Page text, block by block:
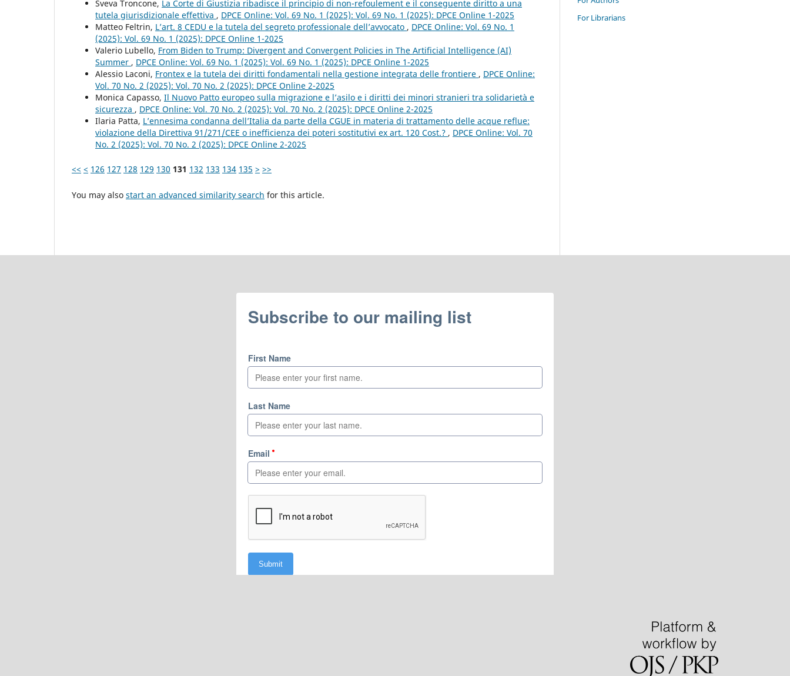
Sveva Troncone, La Corte di Giustizia ribadisce il principio di non-refoulement e il conseguente diritto a una
tutela giurisdizionale effettiva , DPCE Online: Vol. 69 No. 1 (2025): Vol. 69 No. 1 (2025): DPCE Online 1-2025
Matteo Feltrin, L’art. 8 CEDU e la tutela del segreto professionale dell’avvocato , DPCE Online: Vol. 69 No. 1
(2025): Vol. 69 No. 1 (2025): DPCE Online 1-2025
Valerio Lubello, From Biden to Trump: Divergent and Convergent Policies in The Artificial Intelligence (AI)
Summer , DPCE Online: Vol. 69 No. 1 (2025): Vol. 69 No. 1 (2025): DPCE Online 1-2025
Alessio Laconi, Frontex e la tutela dei diritti fondamentali nella gestione integrata delle frontiere , DPCE Online:
Vol. 70 No. 2 (2025): Vol. 70 No. 2 (2025): DPCE Online 2-2025
Monica Capasso, Il Nuovo Patto europeo sulla migrazione e l’asilo e i diritti dei minori stranieri tra solidarietà e
sicurezza , DPCE Online: Vol. 70 No. 2 (2025): Vol. 70 No. 2 (2025): DPCE Online 2-2025
Ilaria Patta, L’ennesima condanna dell’Italia da parte della CGUE in materia di trattamento delle acque reflue:
violazione della Direttiva 91/271/CEE o inefficienza dei poteri sostitutivi ex art. 120 Cost.? , DPCE Online: Vol. 70
No. 2 (2025): Vol. 70 No. 2 (2025): DPCE Online 2-2025
<< < 126 127 128 129 130 131 132 133 134 135 > >>
You may also start an advanced similarity search for this article.
For Librarians